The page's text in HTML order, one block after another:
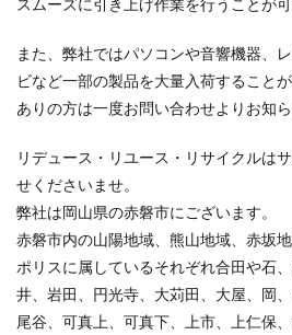
スムーズに引き上げ作業を行うことが
また、弊社ではパソコンや音響機器、
ビなど一部の製品を大量入荷すること
ありの方は一度お問い合わせよりお知ら
リデュース・リユース・リサイクルは
せくださいませ。
弊社は岡山県の赤磐市にございます。
赤磐市内の山陽地域、熊山地域、赤坂
ポリスに属しているそれぞれ合田や石
井、岩田、円光寺、大苅田、大屋、岡
尾谷、可真上、可真下、上市、上仁保